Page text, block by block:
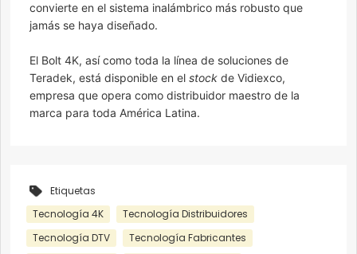
convierte en el sistema inalámbrico más robusto que
jamás se haya diseñado.
El Bolt 4K, así como toda la línea de soluciones de
Teradek, está disponible en el stock de Vidiexco,
empresa que opera como distribuidor maestro de la
marca para toda América Latina.
Etiquetas
Tecnología 4K
Tecnología Distribuidores
Tecnología DTV
Tecnología Fabricantes